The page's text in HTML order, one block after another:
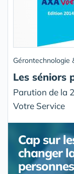
Gérontechnologie
Les séniors
Parution de la
Votre Service
Cap sur
changer